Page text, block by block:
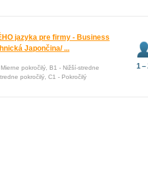
jazyka pre firmy - Business
Japončina/ ...
pokročilý, B1 - Nižší-stredne
pokročilý, C1 - Pokročilý
1 –